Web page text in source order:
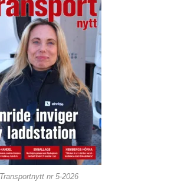
Transportnytt nr 5-2026